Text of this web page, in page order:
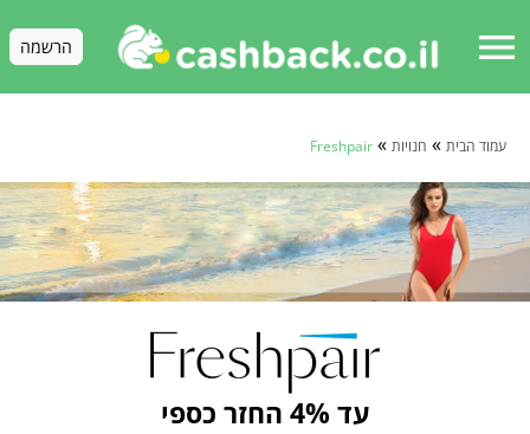
menu הרשמה
עמוד הבית » חנויות »
Freshpair
עד 4% החזר כספי